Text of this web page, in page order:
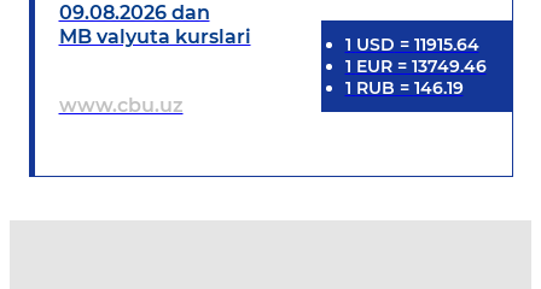
09.08.2026 dan
MB valyuta kurslari
www.cbu.uz
1 USD = 11915.64
1 EUR= 13749.46
1 RUB = 146.19